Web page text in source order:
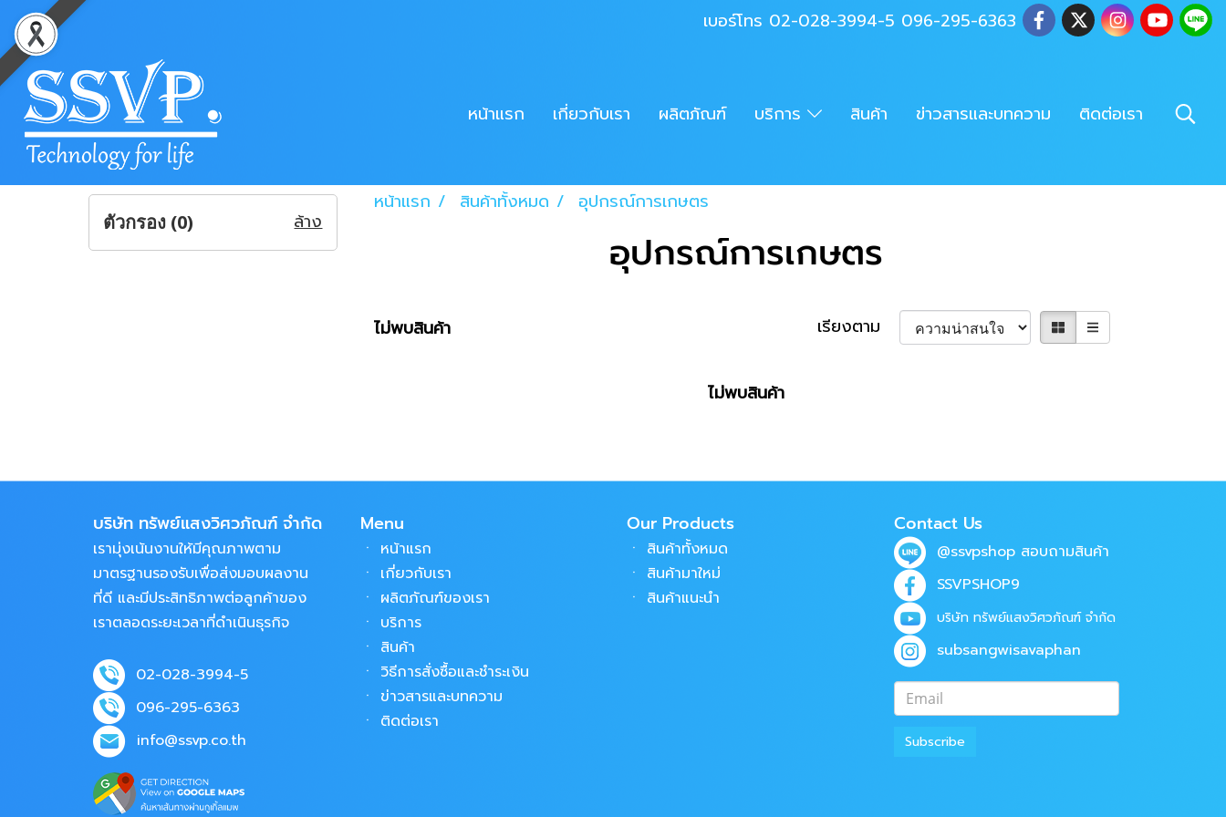
เบอร์โทร 02-028-3994-5 096-295-6363
หน้าแรก เกี่ยวกับเรา ผลิตภัณฑ์ บริการ สินค้า ข่าวสารและบทความ ติดต่อเรา
หน้าแรก สินค้าทั้งหมด อุปกรณ์การเกษตร
อุปกรณ์การเกษตร
ไม่พบสินค้า เรียงตาม
ไม่พบสินค้า
ตัวกรอง (0) ล้าง
บริษัท ทรัพย์แสงวิศวภัณฑ์ จำกัด
เรามุ่งเน้นงานให้มีคุณภาพตาม
มาตรฐานรองรับเพื่อส่งมอบผลงาน
ที่ดี และมีประสิทธิภาพต่อลูกค้าของ
เราตลอดระยะเวลาที่ดำเนินธุรกิจ
02-028-3994-5
096-295-6363
info@ssvp.co.th
Menu
ㆍ หน้าแรก
ㆍ เกี่ยวกับเรา
ㆍ ผลิตภัณฑ์ของเรา
ㆍ บริการ
ㆍ สินค้า
ㆍ วิธีการสั่งซื้อและชำระเงิน
ㆍ ข่าวสารและบทความ
ㆍ ติดต่อเรา
Our Products
ㆍ สินค้าทั้งหมด
ㆍ สินค้ามาใหม่
ㆍ สินค้าแนะนำ
Contact Us
@ssvpshopสอบถามสินค้า
SSVPSHOP9
บริษัท ทรัพย์แสงวิศวภัณฑ์ จำกัด
subsangwisavaphan
Subscribe